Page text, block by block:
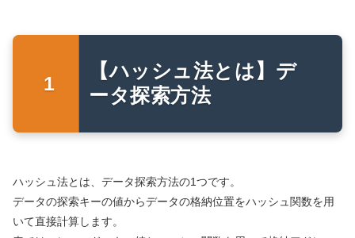
【ハッシュ法とは】デ
ータ探索方法
ハッシュ法とは、データ探索方法の1つです。
データの探索キーの値からデータの格納位置をハッシュ関数を用
いて直接計算します。